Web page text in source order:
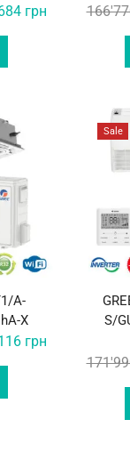
грнCurrent
A-
X
грнCurrent
Sale
S/